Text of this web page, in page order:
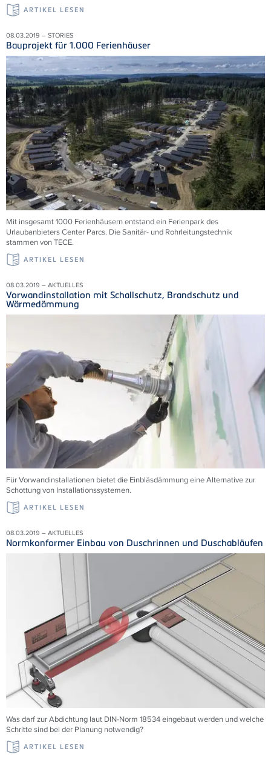
ARTIKEL LESEN
08.03.2019 – STORIES
Bauprojekt für 1.000 Ferienhäuser
Mit insgesamt 1000 Ferienhäusern entstand ein Ferienpark des
Urlaubanbieters Center Parcs. Die Sanitär- und Rohrleitungstechnik
stammen von TECE.
ARTIKEL LESEN
08.03.2019 – AKTUELLES
Vorwandinstallation mit Schallschutz, Brandschutz und
Wärmedämmung
Für Vorwandinstallationen bietet die Einbläsdämmung eine Alternative zur
Schottung von Installationssystemen.
ARTIKEL LESEN
08.03.2019 – AKTUELLES
Normkonformer Einbau von Duschrinnen und Duschabläufen
Was darf zur Abdichtung laut DIN-Norm 18534 eingebaut werden und welche
Schritte sind bei der Planung notwendig?
ARTIKEL LESEN